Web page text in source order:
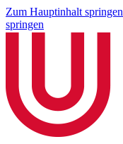
Zum Hauptinhalt springen
springen